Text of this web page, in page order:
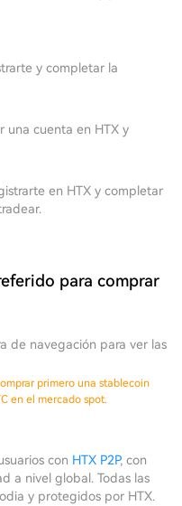
y completar la
una cuenta en HTX y
en HTX y completar
para comprar
de navegación para ver las
primero una stablecoin
en el mercado spot.
con HTX P2P, con
a nivel global. Todas las
y protegidos por HTX.